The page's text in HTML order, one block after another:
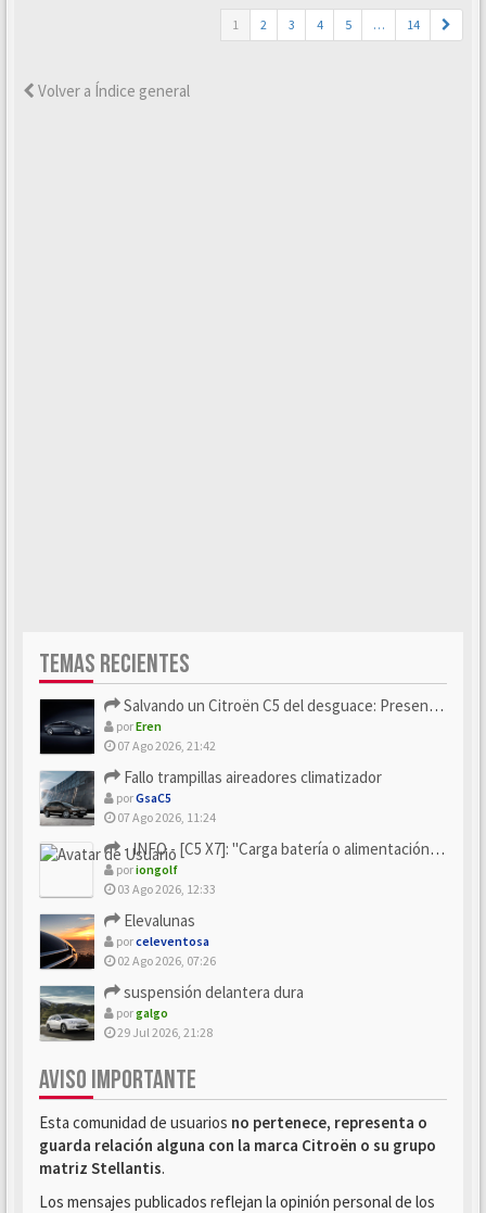
1 2 3 4 5 … 14
Volver a Índice general
TEMAS RECIENTES
Salvando un Citroën C5 del desguace: Presentación y seguimiento
porEren
07 Ago 2026, 21:42
Fallo trampillas aireadores climatizador
porGsaC5
07 Ago 2026, 11:24
- INFO - [C5 X7]: "Carga batería o alimentación eléctri...
poriongolf
03 Ago 2026, 12:33
Elevalunas
porceleventosa
02 Ago 2026, 07:26
suspensión delantera dura
porgalgo
29 Jul 2026, 21:28
AVISO IMPORTANTE
Esta comunidad de usuarios no pertenece, representa o
guarda relación alguna con la marca Citroën o su grupo
matriz Stellantis.
Los mensajes publicados reflejan la opinión personal de los